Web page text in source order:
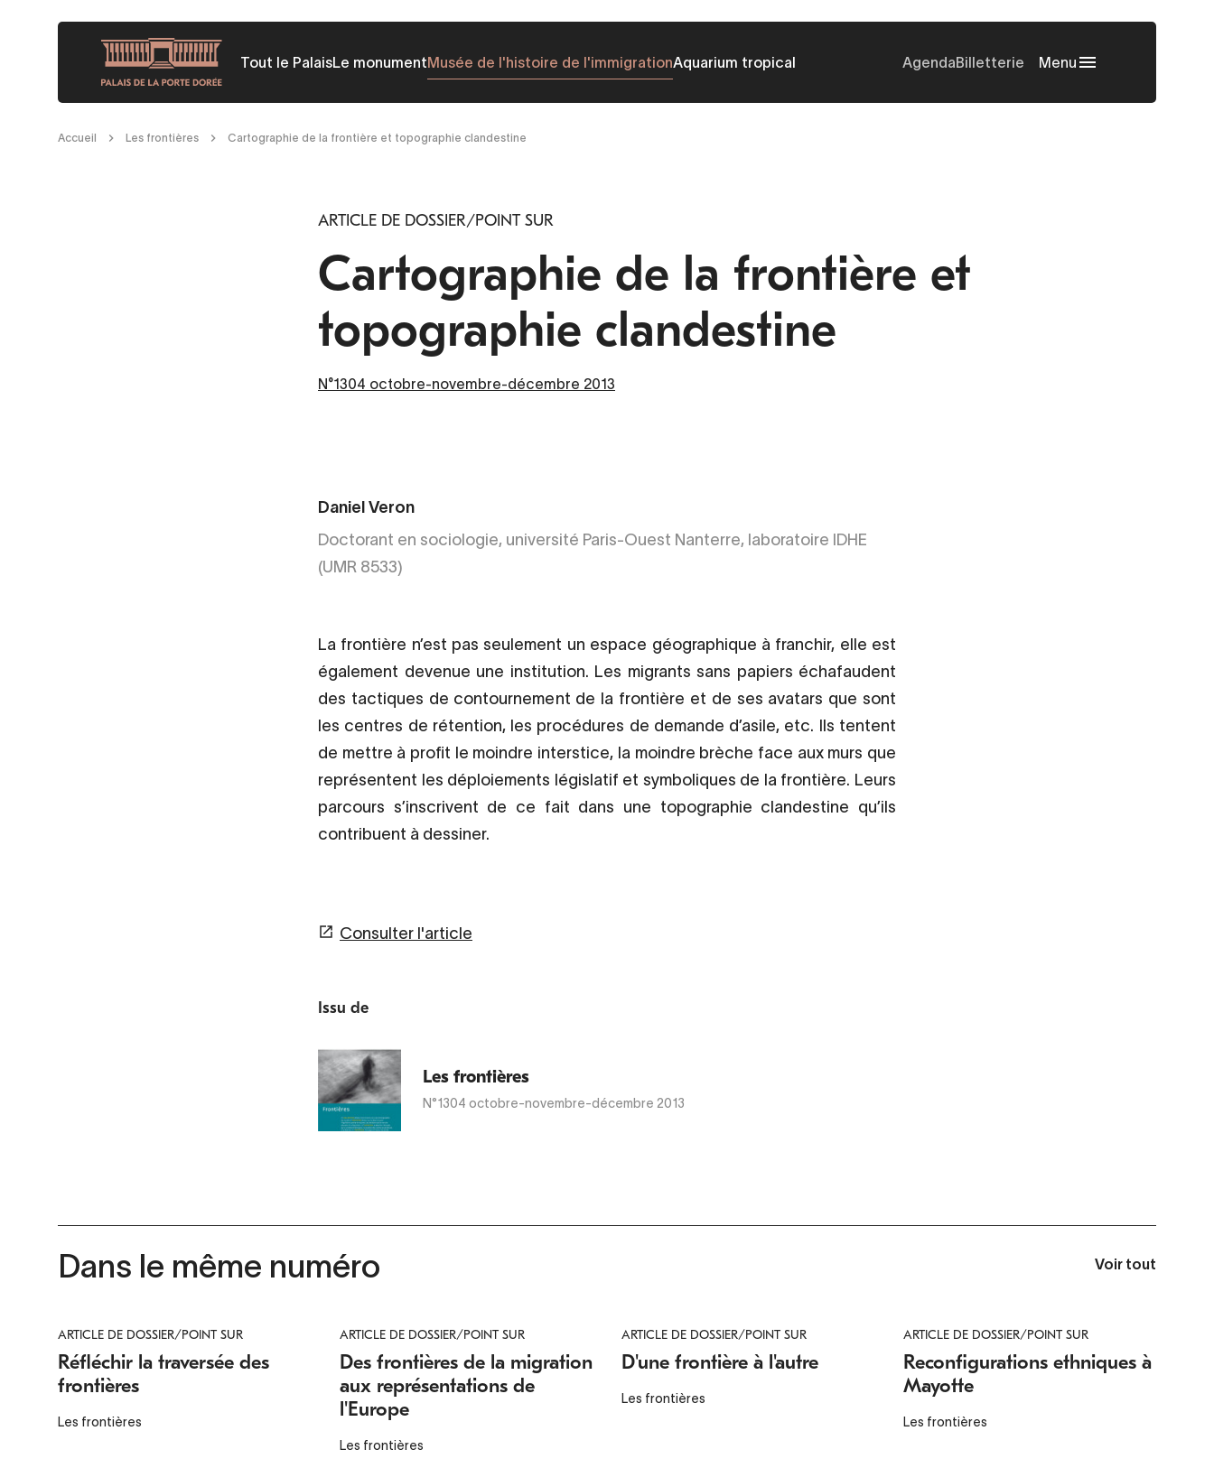
principal
Tout le PalaisLe monumentMusée de l'histoire de l'immigrationAquarium tropical AgendaBilletterie Menu
Fil
Accueil Les frontières Cartographie de la frontière et topographie clandestine
ARTICLE DE DOSSIER/POINT SUR
Cartographie de la frontière et
topographie clandestine
N°1304 octobre-novembre-décembre 2013
Daniel Veron
Doctorant en sociologie, université Paris-Ouest Nanterre, laboratoire IDHE
(UMR 8533)
La frontière n’est pas seulement un espace géographique à franchir, elle est
également devenue une institution. Les migrants sans papiers échafaudent
des tactiques de contournement de la frontière et de ses avatars que sont
les centres de rétention, les procédures de demande d’asile, etc. Ils tentent
de mettre à profit le moindre interstice, la moindre brèche face aux murs que
représentent les déploiements législatif et symboliques de la frontière. Leurs
parcours s’inscrivent de ce fait dans une topographie clandestine qu’ils
contribuent à dessiner.
Consulter l'article
Issu de
Les frontières
N°1304 octobre-novembre-décembre 2013
Dans le même numéro Voir tout
ARTICLE DE DOSSIER/POINT SUR
Réfléchir la traversée des
frontières
Les frontières
ARTICLE DE DOSSIER/POINT SUR
Des frontières de la migration
aux représentations de
l'Europe
Les frontières
ARTICLE DE DOSSIER/POINT SUR
D'une frontière à l'autre
Les frontières
ARTICLE DE DOSSIER/POINT SUR
Reconfigurations ethniques à
Mayotte
Les frontières